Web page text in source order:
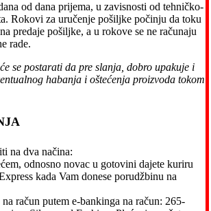
od dana prijema, u zavisnosti od tehničko-
Rokovi za uručenje pošiljke počinju da toku
predaje pošiljke, a u rokove se ne računaju
rade.
se postarati da pre slanja, dobro upakuje i
habanja i oštećenja proizvoda tokom
na dva načina:
odnosno novac u gotovini dajete kuriru
kada Vam donese porudžbinu na
račun putem e-bankinga na račun: 265-